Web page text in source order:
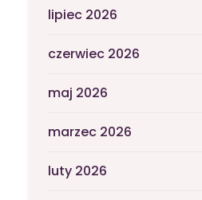
lipiec 2026
czerwiec 2026
maj 2026
marzec 2026
luty 2026